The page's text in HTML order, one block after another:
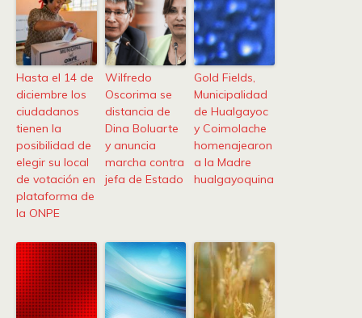
Hasta el 14 de
diciembre los
ciudadanos
tienen la
posibilidad de
elegir su local
de votación en
plataforma de
la ONPE
Wilfredo
Oscorima se
distancia de
Dina Boluarte
y anuncia
marcha contra
jefa de Estado
Gold Fields,
Municipalidad
de Hualgayoc
y Coimolache
homenajearon
a la Madre
hualgayoquina